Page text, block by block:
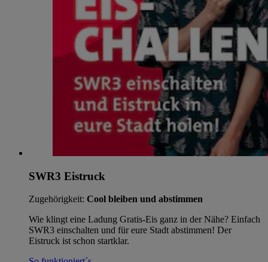
SWR3 Eistruck
Zugehörigkeit: Cool bleiben und abstimmen
Wie klingt eine Ladung Gratis-Eis ganz in der Nähe? Einfach
SWR3 einschalten und für eure Stadt abstimmen! Der
Eistruck ist schon startklar.